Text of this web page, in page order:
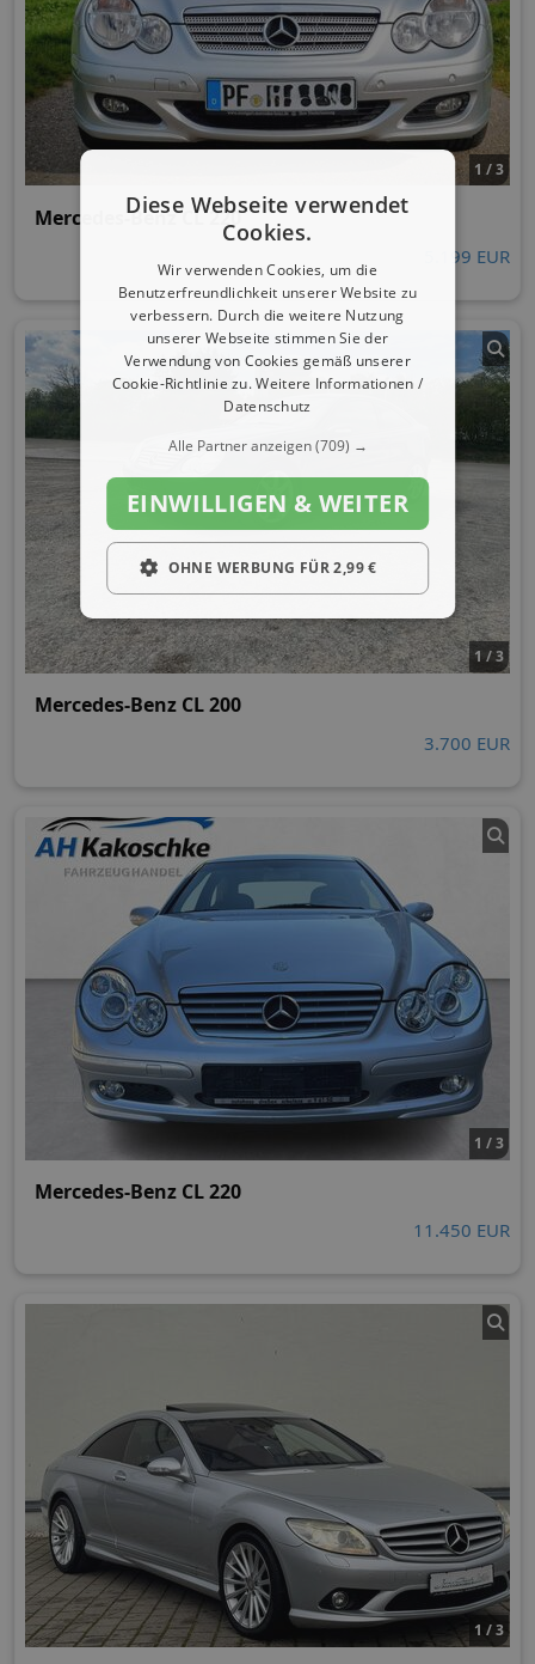
1 / 3
Mercedes-Benz CL 220
5.199 EUR
1 / 3
Mercedes-Benz CL 200
3.700 EUR
1 / 3
Mercedes-Benz CL 220
11.450 EUR
1 / 3
Diese Webseite verwendet
Cookies.
Wir verwenden Cookies, um die
Benutzerfreundlichkeit unserer Website zu
verbessern. Durch die weitere Nutzung
unserer Webseite stimmen Sie der
Verwendung von Cookies gemäß unserer
Cookie-Richtlinie zu.Weitere Informationen /
Datenschutz
Alle Partner anzeigen(709) →
EINWILLIGEN & WEITER
OHNE WERBUNG FÜR 2,99 €